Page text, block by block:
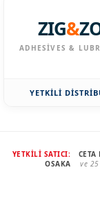
ZIG&
ADHESIVES &
YETKİLİ
YETKİLİ SATICI:
OSAKA
ve